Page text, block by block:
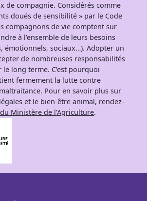
de compagnie. Considérés comme
doués de sensibilité » par le Code
compagnons de vie comptent sur
à l’ensemble de leurs besoins
émotionnels, sociaux…). Adopter un
de nombreuses responsabilités
le long terme. C’est pourquoi
fermement la lutte contre
Pour en savoir plus sur
et le bien-être animal, rendez-
Ministère de l’Agriculture.